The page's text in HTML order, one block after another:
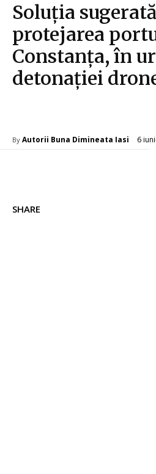
Soluția
protejarea
Constanța, în
detonației
By Autorii Buna Dimineata Iasi 6
SHARE